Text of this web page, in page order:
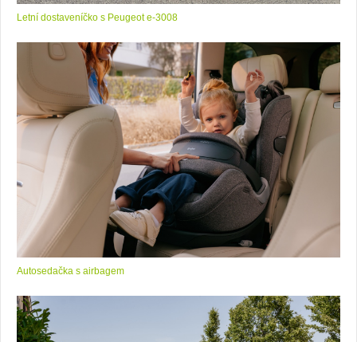
Letní dostaveníčko s Peugeot e-3008
Autosedačka s airbagem